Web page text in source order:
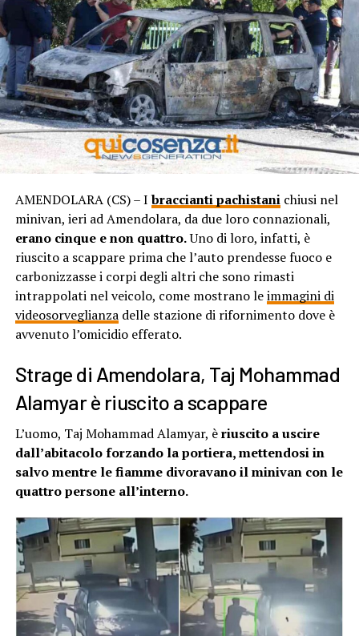
AMENDOLARA (CS) – Ibracciantipachistanichiusi nel
minivan, ieri ad Amendolara, da due loro connazionali,
erano cinque e non quattro.Uno di loro, infatti, è
riuscito a scappare prima che l’auto prendesse fuoco e
carbonizzasse i corpi degli altri che sono rimasti
intrappolati nel veicolo, come mostrano leimmagini di
videosorveglianzadelle stazione di rifornimento dove è
avvenuto l’omicidio efferato.
Strage di Amendolara, Taj Mohammad
Alamyar è riuscito a scappare
L’uomo, Taj Mohammad Alamyar, èriuscito a uscire
dall’abitacolo forzando la portiera, mettendosi in
salvo mentre le fiamme divoravano il minivan con le
quattro persone all’interno.